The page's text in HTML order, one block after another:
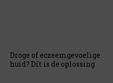
Droge of eczeemgevoelige
huid? Dít is de oplossing